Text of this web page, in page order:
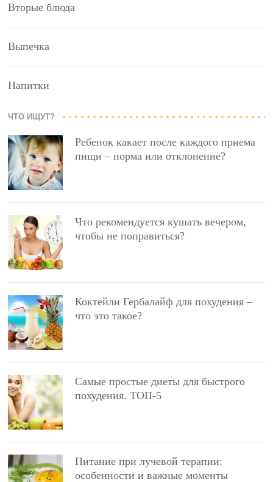
Вторые блюда
Выпечка
Напитки
ЧТО ИЩУТ?
Ребенок какает после каждого приема
пищи – норма или отклонение?
Что рекомендуется кушать вечером,
чтобы не поправиться?
Коктейли Гербалайф для похудения –
что это такое?
Самые простые диеты для быстрого
похудения. ТОП-5
Питание при лучевой терапии:
особенности и важные моменты